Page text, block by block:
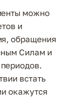
можно
и
обращения
Силам и
встать
окажутся